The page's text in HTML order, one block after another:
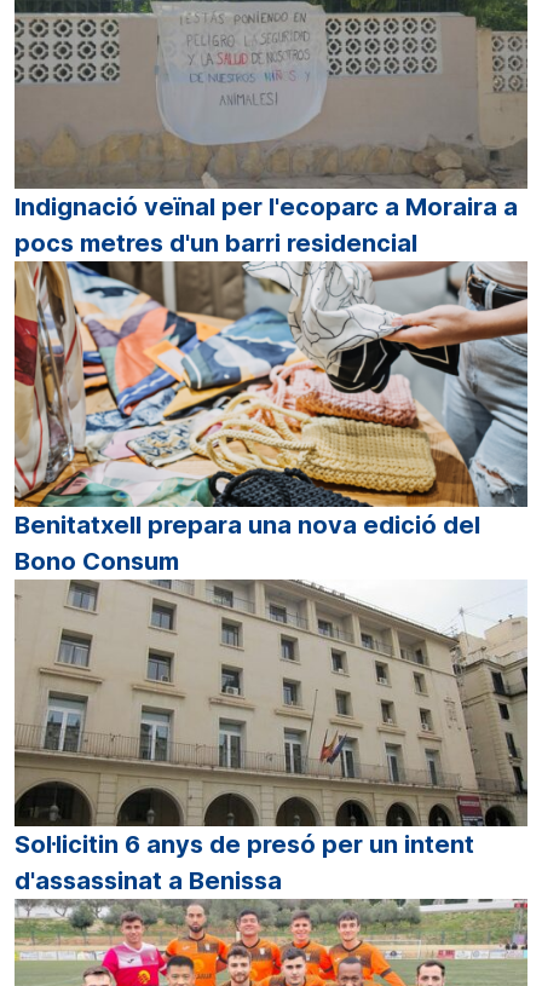
Indignació veïnal per l'ecoparc a Moraira a
pocs metres d'un barri residencial
Benitatxell prepara una nova edició del
Bono Consum
Sol·licitin 6 anys de presó per un intent
d'assassinat a Benissa